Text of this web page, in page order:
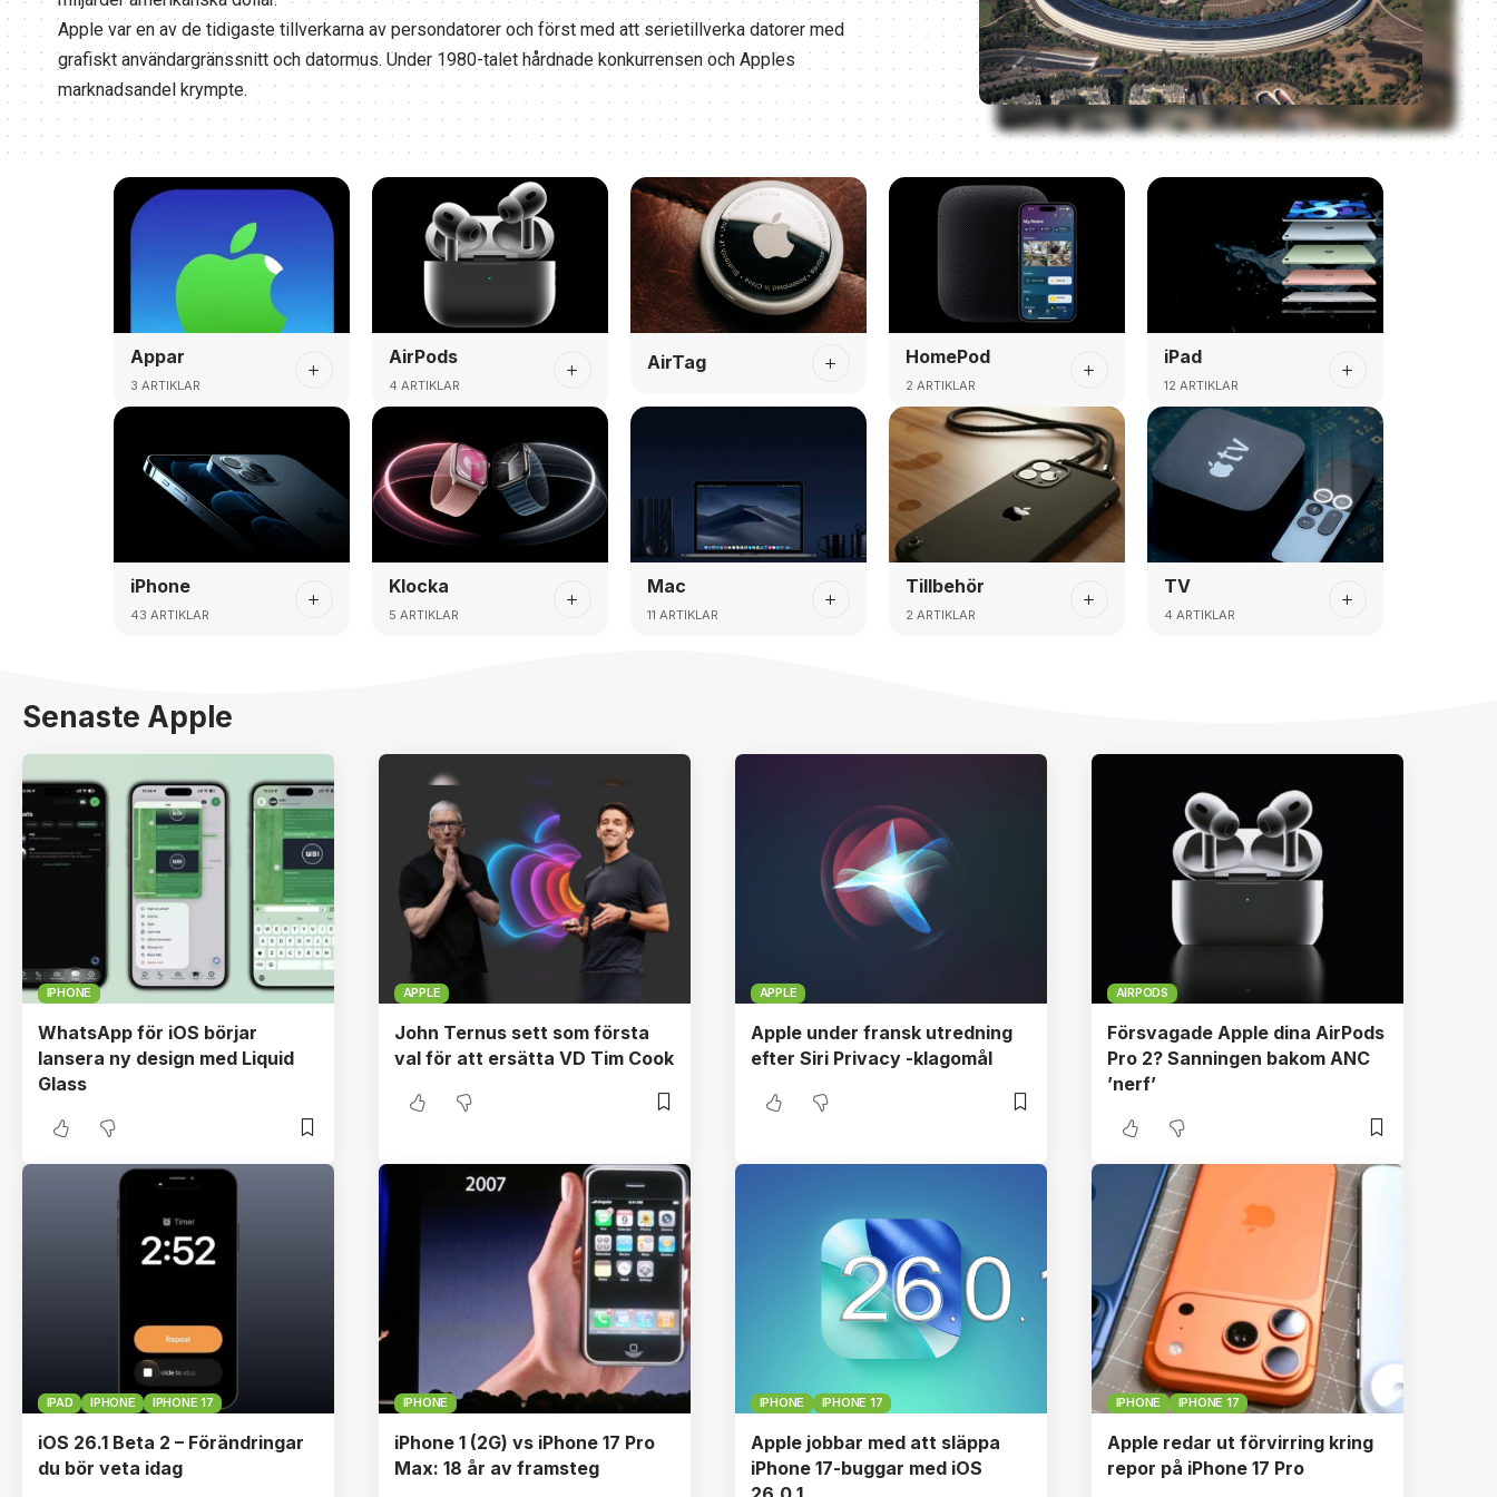
Apple var en av de tidigaste tillverkarna av persondatorer och först med att serietillverka datorer med
grafiskt användargränssnitt och datormus. Under 1980-talet hårdnade konkurrensen och Apples
marknadsandel krympte.
Appar
3 ARTIKLAR
AirPods
4 ARTIKLAR
AirTag HomePod
2 ARTIKLAR
iPad
12 ARTIKLAR
iPhone
43 ARTIKLAR
Klocka
5 ARTIKLAR
Mac
11 ARTIKLAR
Tillbehör
2 ARTIKLAR
TV
4 ARTIKLAR
Senaste Apple
IPHONE
WhatsApp för iOS börjar
lansera ny design med Liquid
Glass
APPLE
John Ternus sett som första
val för att ersätta VD Tim Cook
APPLE
Apple under fransk utredning
efter Siri Privacy -klagomål
AIRPODS
Försvagade Apple dina AirPods
Pro 2? Sanningen bakom ANC
’nerf’
IPAD IPHONE IPHONE 17
iOS 26.1 Beta 2 – Förändringar
du bör veta idag
IPHONE
iPhone 1 (2G) vs iPhone 17 Pro
Max: 18 år av framsteg
IPHONE IPHONE 17
Apple jobbar med att släppa
iPhone 17-buggar med iOS
IPHONE IPHONE 17
Apple redar ut förvirring kring
repor på iPhone 17 Pro